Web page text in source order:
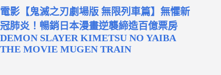
電影【鬼滅之刃劇場版 無限列車篇】無懼新
冠肺炎！暢銷日本漫畫逆襲締造百億票房
DEMON SLAYER KIMETSU NO YAIBA
THE MOVIE MUGEN TRAIN